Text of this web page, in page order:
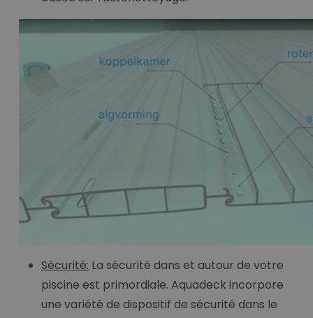
Sécurité: La sécurité dans et autour de votre
piscine est primordiale. Aquadeck incorpore
une variété de dispositif de sécurité dans le